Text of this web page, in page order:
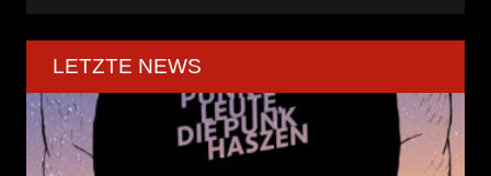
LETZTE NEWS